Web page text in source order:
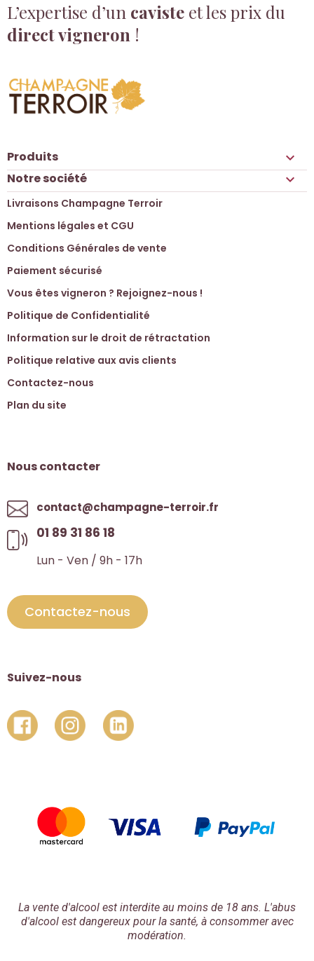
L’expertise d’un caviste et les prix du
direct vigneron !
Produits 
Notre société 
Livraisons Champagne Terroir
Mentions légales et CGU
Conditions Générales de vente
Paiement sécurisé
Vous êtes vigneron ? Rejoignez-nous !
Politique de Confidentialité
Information sur le droit de rétractation
Politique relative aux avis clients
Contactez-nous
Plan du site
Nous contacter
contact@champagne-terroir.fr
01 89 31 86 18
Lun - Ven / 9h - 17h
Contactez-nous
Suivez-nous
La vente d'alcool est interdite au moins de 18 ans. L'abus
d'alcool est dangereux pour la santé, à consommer avec
modération.